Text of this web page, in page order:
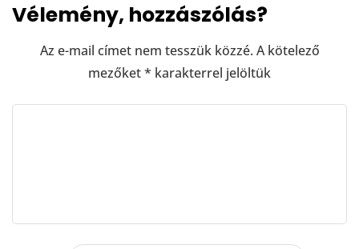
Vélemény, hozzászólás?
Az e-mail címet nem tesszük közzé. A kötelező
mezőket* karakterrel jelöltük